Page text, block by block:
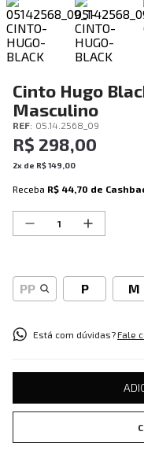
Cinto Hugo
Masculino
REF: 05.14.2568_09
R$ 298,00
2x de R$149 00
Receba R$ 44,70 de
PP P M
Está com dúvidas?Fale